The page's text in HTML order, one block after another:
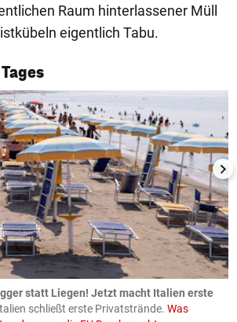
Raum hinterlassener Müll
eigentlich Tabu.
statt Liegen! Jetzt macht Italien erste
schließt erste Privatstrände. Was